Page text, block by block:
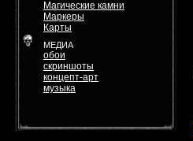
Магические камни
Маркеры
Карты
МЕДИА
обои
скриншоты
концепт-арт
музыка